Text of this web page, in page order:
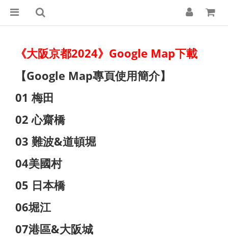
《大阪京都2024》Google Map下載
【Google Map專頁使用簡介】
01 梅田
02 心齋橋
03 難波&道頓堀
04美國村
05 日本橋
06堀江
07港區&大阪城